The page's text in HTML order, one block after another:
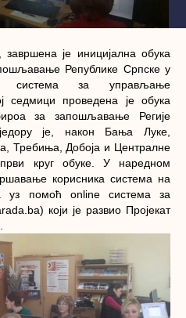
је иницијална обука
Републике Српске у
система за управљање
проведена је обука
за запошљавање Регије
је, након Бања Луке,
Требиња, Добоја и Централне
круг обуке. У наредном
корисника система на
уз помоћ online система за
који је развио Пројекат